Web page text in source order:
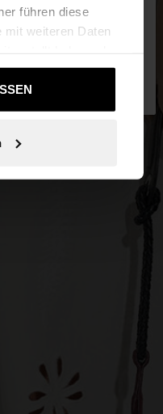
führen diese
mit weiteren Daten
der Dienste
mich
zu United States